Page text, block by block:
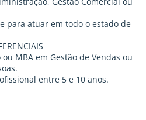
para atuar em todo o estado de
ou MBA em Gestão de Vendas ou
entre 5 e 10 anos.